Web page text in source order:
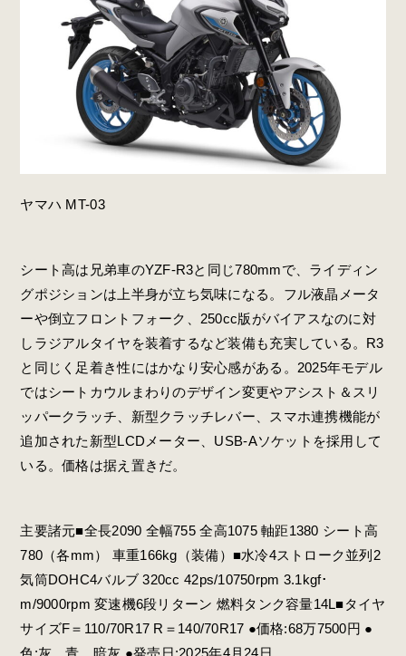
ヤマハ MT-03
シート高は兄弟車のYZF-R3と同じ780mmで、ライディン
グポジションは上半身が立ち気味になる。フル液晶メータ
ーや倒立フロントフォーク、250cc版がバイアスなのに対
しラジアルタイヤを装着するなど装備も充実している。R3
と同じく足着き性にはかなり安心感がある。2025年モデル
ではシートカウルまわりのデザイン変更やアシスト＆スリ
ッパークラッチ、新型クラッチレバー、スマホ連携機能が
追加された新型LCDメーター、USB-Aソケットを採用して
いる。価格は据え置きだ。
主要諸元■全長2090 全幅755 全高1075 軸距1380 シート高
780（各mm） 車重166kg（装備）■水冷4ストローク並列2
気筒DOHC4バルブ 320cc 42ps/10750rpm 3.1kgf･
m/9000rpm 変速機6段リターン 燃料タンク容量14L■タイヤ
サイズF＝110/70R17 R＝140/70R17 ●価格:68万7500円 ●